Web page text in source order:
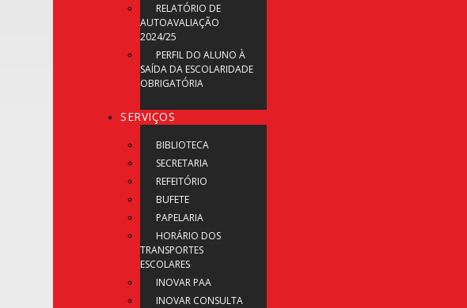
RELATÓRIO DE
AUTOAVALIAÇÃO
2024/25
PERFIL DO ALUNO À
SAÍDA DA ESCOLARIDADE
OBRIGATÓRIA
SERVIÇOS
BIBLIOTECA
SECRETARIA
REFEITÓRIO
BUFETE
PAPELARIA
HORÁRIO DOS
TRANSPORTES
ESCOLARES
INOVAR PAA
INOVAR CONSULTA